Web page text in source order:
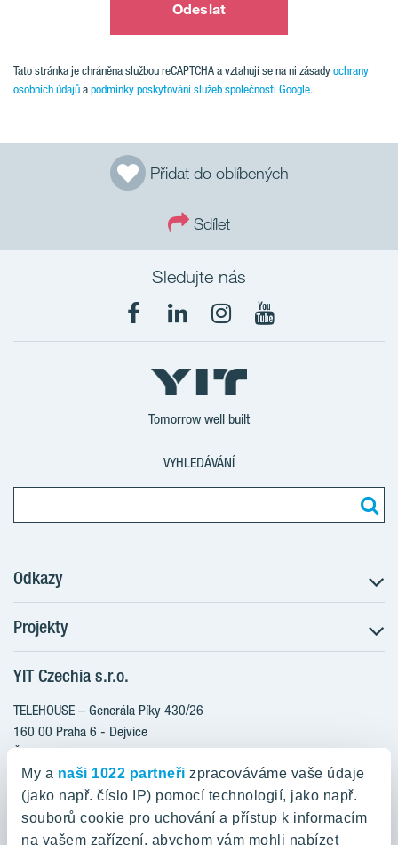
My a naši 1022 partneři zpracováváme vaše údaje
(jako např. číslo IP) pomocí technologií, jako např.
souborů cookie pro uchování a přístup k informacím
na vašem zařízení, abychom vám mohli nabízet
Přidat do oblíbených
Sdílet
Odeslat
Tato stránka je chráněna službou reCAPTCHA a vztahují se na ni zásadyochrany
osobních údajůapodmínky poskytování služeb společnosti Google.
Sledujte nás
Tomorrow well built
VYHLEDÁVÁNÍ
Odkazy
Postup koupě
Klientské změny
Aktuality
Blog
Kariéra
O nás
YIT PLUS
Projekty
RANTA Barrandov III
RANTA Barrandov IV
TOIVO Roztyly II
KALEVALA
VIRTA Kladno
YIT Czechia s.r.o.
TELEHOUSE – Generála Píky 430/26
160 00 Praha 6 - Dejvice
Česká republika
800 200 666
domov@yit.cz